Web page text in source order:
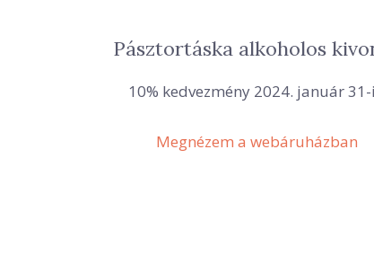
Pásztortáska alkoholos
10% kedvezmény 2024. január
Megnézem a webáruházban